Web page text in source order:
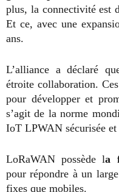
plus, la connectivité est
Et ce, avec une
ans.
L’alliance a déclaré
étroite collaboration.
pour développer et
s’agit de la norme
IoT LPWAN sécurisée
LoRaWAN possède la
pour répondre à un
fixes que mobiles.